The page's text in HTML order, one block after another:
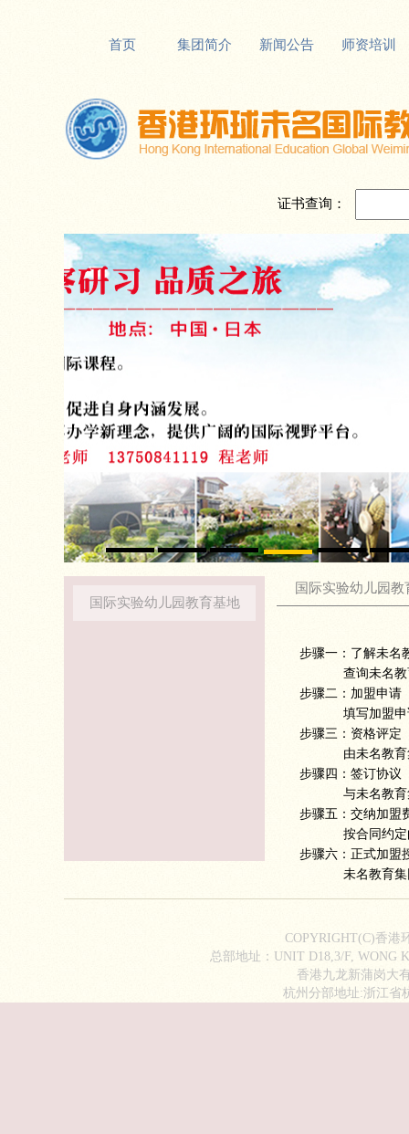
首页 集团简介 新闻公告 师资培训
证书查询：
国际实验幼儿园教育基地
国际实验幼儿园教
步骤一：了解未名
查询未名
步骤二：加盟申请
填写加盟
步骤三：资格评定
由未名教
步骤四：签订协议
与未名教
步骤五：交纳加盟
按合同约
步骤六：正式加盟
未名教育
COPYRIGHT(C)香港
总部地址：UNIT D18,3/F, WONG
香港九龙新蒲岗大
杭州分部地址:浙江省